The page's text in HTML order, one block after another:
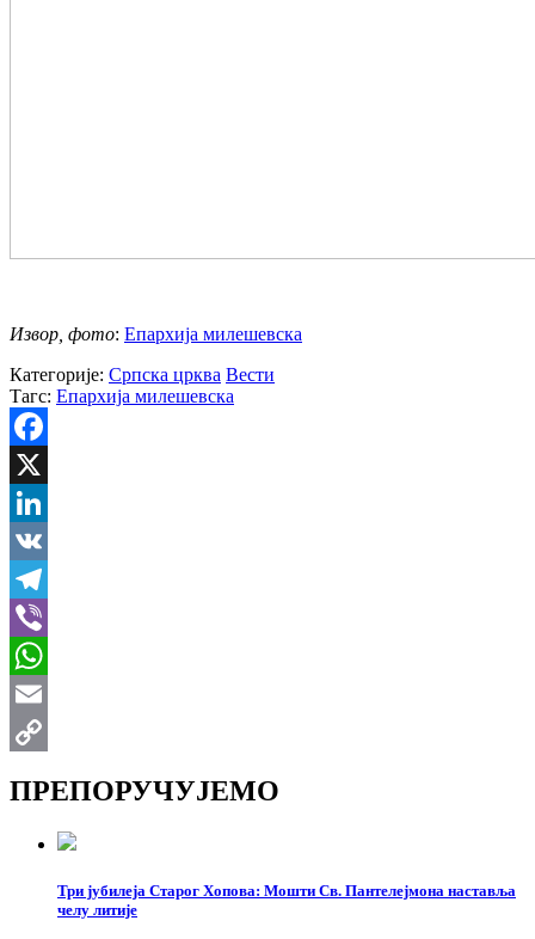
Извор, фото: Епархија милешевска
Категорије: Српска црква Вести
Тагс: Епархија милешевска
Facebook
X
LinkedIn
VK
Telegram
Viber
WhatsApp
Email
ПРЕПОРУЧУЈЕМО
Три јубилеја Старог Хопова: Мошти Св. Пантелејмона наставља
челу литије